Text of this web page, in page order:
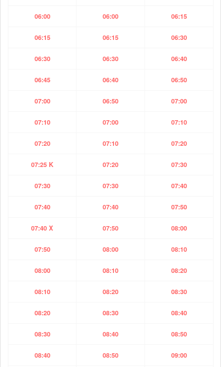
06:00 06:00 06:15
06:15 06:15 06:30
06:30 06:30 06:40
06:45 06:40 06:50
07:00 06:50 07:00
07:10 07:00 07:10
07:20 07:10 07:20
07:25 K 07:20 07:30
07:30 07:30 07:40
07:40 07:40 07:50
07:40 X 07:50 08:00
07:50 08:00 08:10
08:00 08:10 08:20
08:10 08:20 08:30
08:20 08:30 08:40
08:30 08:40 08:50
08:40 08:50 09:00